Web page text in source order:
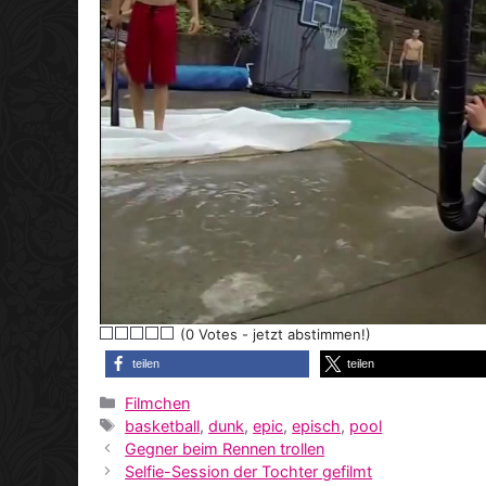
(0 Votes - jetzt abstimmen!)
teilen teilen
Kategorien
Filmchen
Schlagwörter
basketball,dunk,epic,episch, pool
Gegner beim Rennen trollen
Selfie-Session der Tochter gefilmt